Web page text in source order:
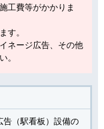
工費等がかかりま
す。
ネージ広告、その他
。
告（駅看板）設備の